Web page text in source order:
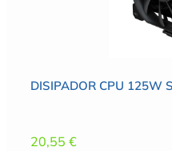
DISIPADOR CPU 125W
20,55 €